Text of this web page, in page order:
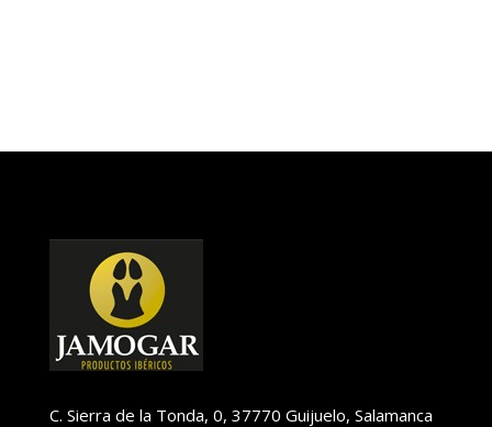
C. Sierra de la Tonda, 0, 37770 Guijuelo, Salamanca